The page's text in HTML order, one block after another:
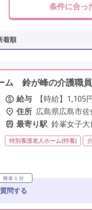
条件に合
着順
ム 鈴が峰の介護職
給与
【時給】1,105
住所 広島県広島市
最寄り駅 鈴峯女子
特別養護老人ホーム(特養)
簡単１分
質問する